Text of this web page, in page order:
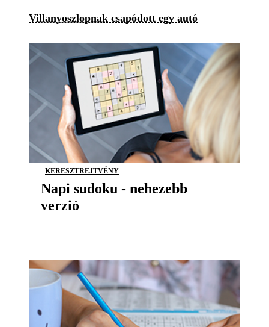
Villanyoszlopnak csapódott egy autó
KERESZTREJTVÉNY
Napi sudoku - nehezebb
verzió